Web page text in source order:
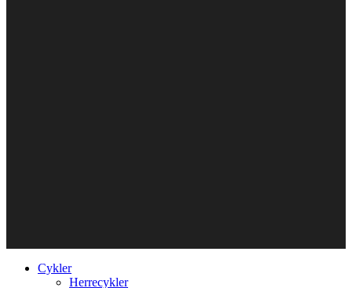
Cykler
Herrecykler